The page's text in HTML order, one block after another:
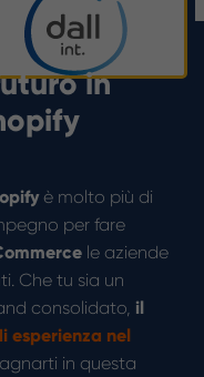
in
è molto più di
per fare
le aziende
Che tu sia un
consolidato, il
esperienza nel
in questa